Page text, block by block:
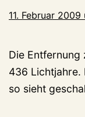
11. Februar 2009
Die
436 Lichtjahre.
so sieht